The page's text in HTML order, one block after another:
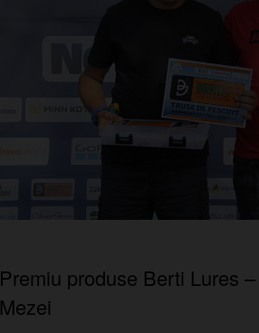
Premiu produse Berti Lures
Mezei